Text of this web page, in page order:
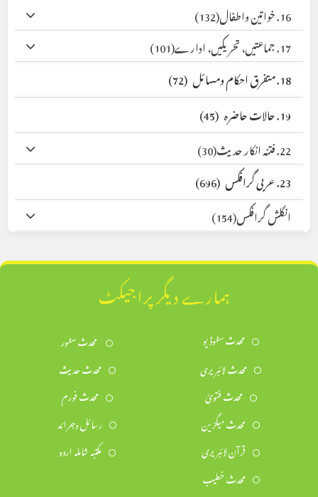
16. خواتین واطفال
(132)
17. جماعتیں، تحریکیں، ادارے
(101)
18. متفرق احکام ومسائل
(72)
19. حالات حاضرہ
(45)
22. فتنہ انکار حدیث
(30)
23. عربی گرافکس
(696)
انگلش گرافکس(154)
ہمارے دیگر پراجیکٹ
محدث سٹوڈیو
محدث سٹور
محدث لائبریری
محدث حدیث
محدث فتویٰ
محدث فورم
محدث میگزین
رسائل وجرائد
قرآن لائبریری
مکتبہ شاملہ اردو
محدث خطیب